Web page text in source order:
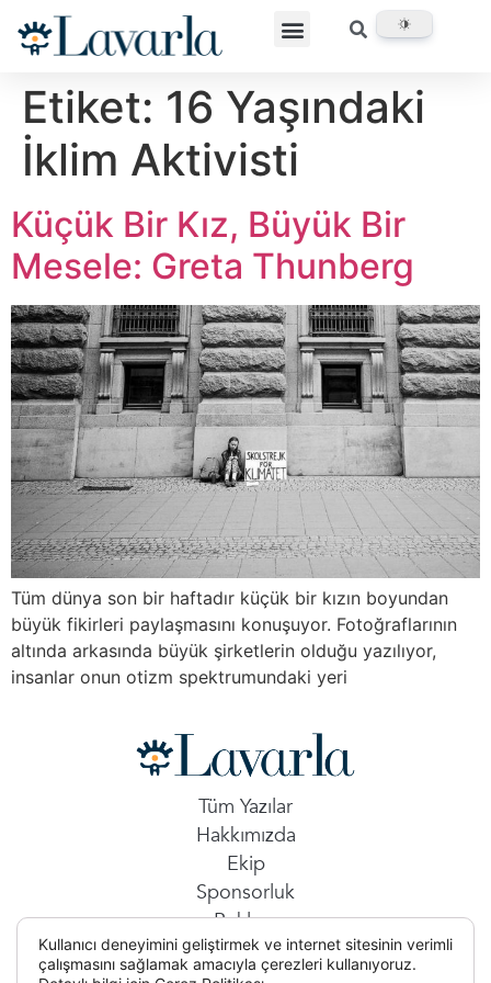
Etiket: 16 Yaşındaki
İklim Aktivisti
Küçük Bir Kız, Büyük Bir
Mesele: Greta Thunberg
Tüm dünya son bir haftadır küçük bir kızın boyundan
büyük fikirleri paylaşmasını konuşuyor. Fotoğraflarının
altında arkasında büyük şirketlerin olduğu yazılıyor,
insanlar onun otizm spektrumundaki yeri
Tüm Yazılar
Hakkımızda
Ekip
Sponsorluk
Reklam
İletişim
Kullanıcı deneyimini geliştirmek ve internet sitesinin verimli
çalışmasını sağlamak amacıyla çerezleri kullanıyoruz.